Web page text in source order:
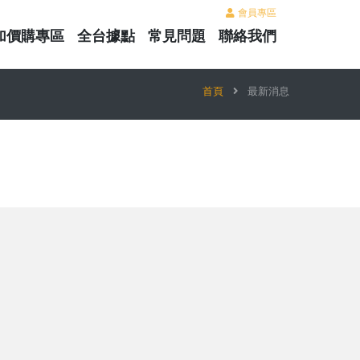
會員專區
價購專區 全台據點 常見問題 聯絡我們
首頁 最新消息